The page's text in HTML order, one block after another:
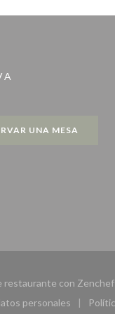
UNA MESA
restaurante con Zenchef
personales
en una nueva ventana))